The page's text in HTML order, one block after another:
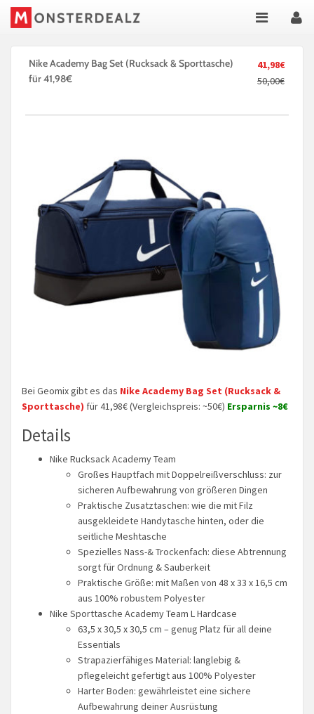
41,98€
50,00€
Nike Academy Bag Set (Rucksack & Sporttasche)
für 41,98€
Bei Geomix gibt es das Nike Academy Bag Set (Rucksack &
Sporttasche) für 41,98€ (Vergleichspreis: ~50€) Ersparnis ~8€
Details
Nike Rucksack Academy Team
Großes Hauptfach mit Doppelreißverschluss: zur
sicheren Aufbewahrung von größeren Dingen
Praktische Zusatztaschen: wie die mit Filz
ausgekleidete Handytasche hinten, oder die
seitliche Meshtasche
Spezielles Nass-& Trockenfach: diese Abtrennung
sorgt für Ordnung & Sauberkeit
Praktische Größe: mit Maßen von 48 x 33 x 16,5 cm
aus 100% robustem Polyester
Nike Sporttasche Academy Team L Hardcase
63,5 x 30,5 x 30,5 cm – genug Platz für all deine
Essentials
Strapazierfähiges Material: langlebig &
pflegeleicht gefertigt aus 100% Polyester
Harter Boden: gewährleistet eine sichere
Aufbewahrung deiner Ausrüstung